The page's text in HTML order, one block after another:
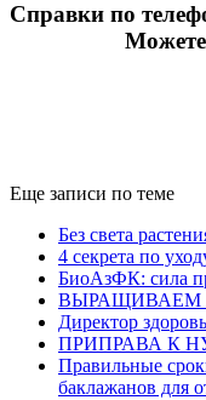
Справки по
Можете
Еще записи по теме
Без света
4 секрета по
БиоАзФК: сила
ВЫРАЩИВАЕМ
Директор
ПРИПРАВА К
Правильные
баклажанов для